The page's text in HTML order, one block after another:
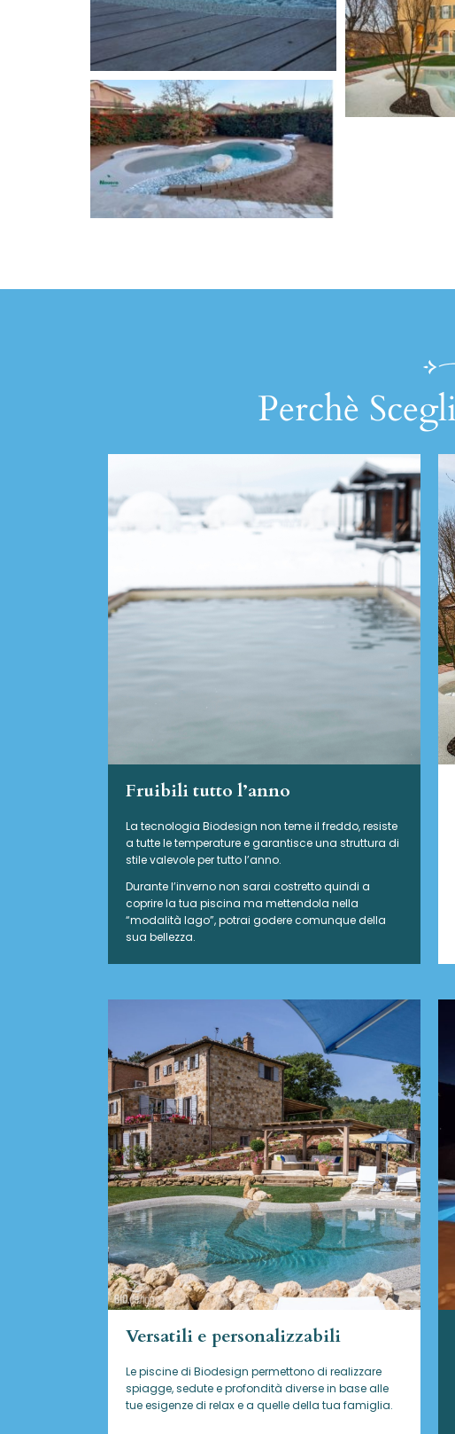
Perchè
Fruibili tutto l’anno
La tecnologia Biodesign non teme il freddo, resiste
a tutte le temperature e garantisce una struttura di
stile valevole per tutto l’anno.
Durante l’inverno non sarai costretto quindi a
coprire la tua piscina ma mettendola nella
“modalità lago”, potrai godere comunque della
sua bellezza.
Versatili e personalizzabili
Le piscine di Biodesign permettono di realizzare
spiagge, sedute e profondità diverse in base alle
tue esigenze di relax e a quelle della tua famiglia.